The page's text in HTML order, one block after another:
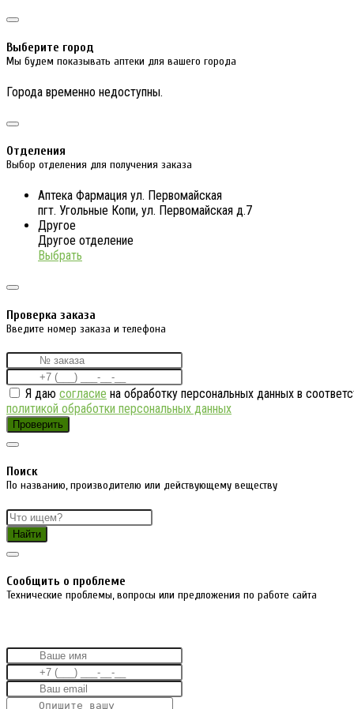
Выберите город
Мы будем показывать аптеки для вашего города
Города временно недоступны.
Отделения
Выбор отделения для получения заказа
Аптека Фармация ул. Первомайская
пгт. Угольные Копи, ул. Первомайская д.7
Другое
Другое отделение
Выбрать
Проверка заказа
Введите номер заказа и телефона
Я даю согласие на обработку персональных данных в
политикой обработки персональных данных
Проверить
Поиск
По названию, производителю или действующему веществу
Найти
Cообщить о проблеме
Технические проблемы, вопросы или предложения по работе сайта